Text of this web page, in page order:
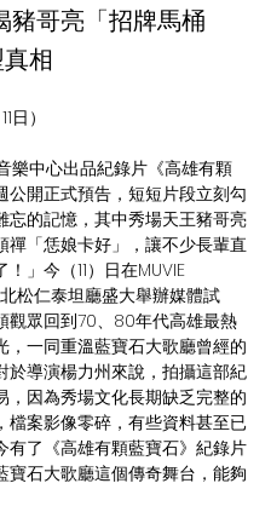
豬哥亮「招牌馬桶
相
日）
公開正式預告，短短片段立刻勾
忘的記憶，其中秀場天王豬哥亮
禪「恁娘卡好」，讓不少長輩直
」今（11）日在MUVIE
松仁泰坦廳盛大舉辦媒體試
觀眾回到70、80年代高雄最熱
，一同重溫藍寶石大歌廳曾經的
於導演楊力州來說，拍攝這部紀
，因為秀場文化長期缺乏完整的
檔案影像零碎，有些資料甚至已
有了《高雄有顆藍寶石》紀錄片
寶石大歌廳這個傳奇舞台，能夠